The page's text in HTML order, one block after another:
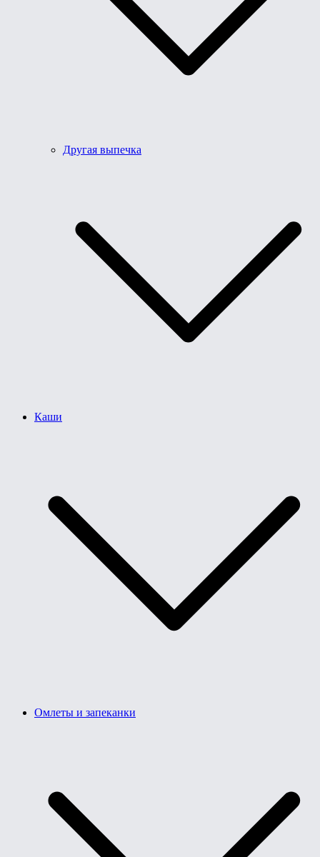
Другая выпечка
Каши
Омлеты и запеканки